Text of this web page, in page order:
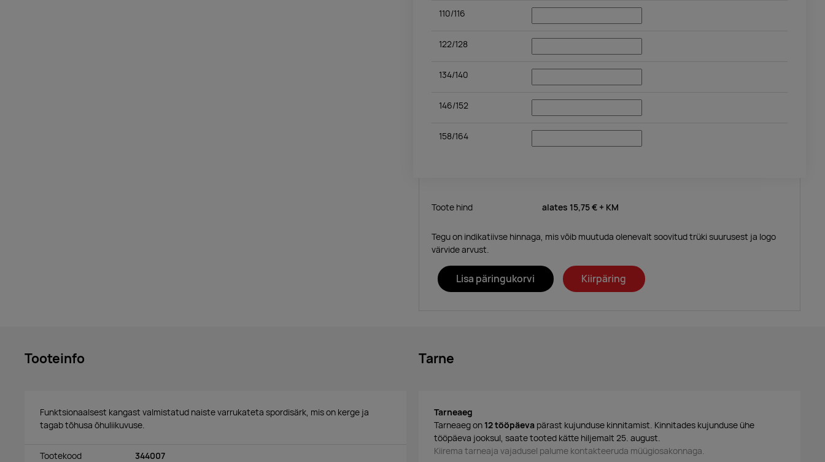
110/116
122/128
134/140
146/152
158/164
Toote hind alates 15,75 € + KM
Tegu on indikatiivse hinnaga, mis võib muutuda olenevalt soovitud trüki suurusest ja logo
värvide arvust.
Lisa päringukorvi Kiirpäring
Tooteinfo
Funktsionaalsest kangast valmistatud naiste varrukateta spordisärk, mis on kerge ja
tagab tõhusa õhuliikuvuse.
Tootekood 344007
Tarne
Tarneaeg
Tarneaeg on 12 tööpäeva pärast kujunduse kinnitamist. Kinnitades kujunduse ühe
tööpäeva jooksul, saate tooted kätte hiljemalt 25. august.
Kiirema tarneaja vajadusel palume kontakteeruda müügiosakonnaga.